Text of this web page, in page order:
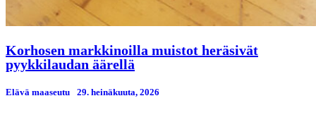
Korhosen markkinoilla muistot heräsivät
pyykkilaudan äärellä
Elävä maaseutu 29. heinäkuuta, 2026